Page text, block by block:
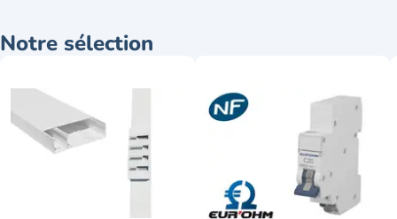
Notre sélection